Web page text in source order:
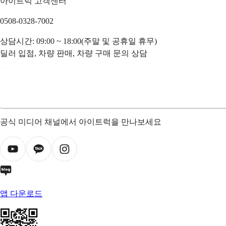
0508-0328-7002
상담시간: 09:00 ~ 18:00(주말 및 공휴일 휴무)
딜러 입점, 차량 판매, 차량 구매 문의 상담
공식 미디어 채널에서 아이트럭을 만나보세요
앱 다운로드